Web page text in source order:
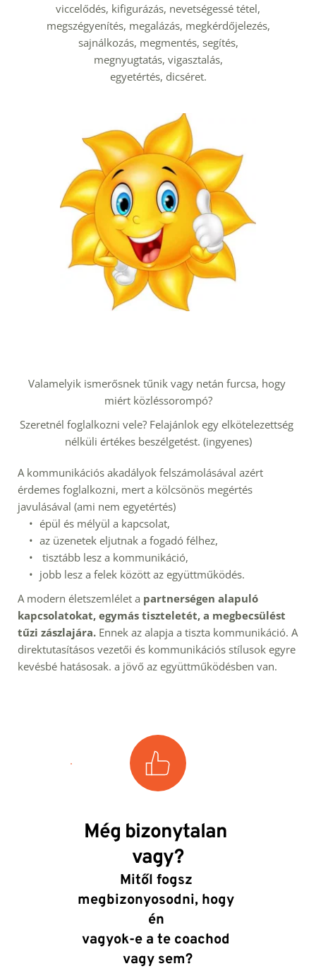
megszégyenítés, megalázás, megkérdőjelezés,
sajnálkozás, megmentés, segítés,
megnyugtatás, vigasztalás,
egyetértés, dicséret.
Valamelyik ismerősnek tűnik vagy netán furcsa, hogy
miért közléssorompó?
Szeretnél foglalkozni vele? Felajánlok egy elkötelezettség
nélküli értékes beszélgetést. (ingyenes)
A kommunikációs akadályok felszámolásával azért
érdemes foglalkozni, mert a kölcsönös megértés
javulásával (ami nem egyetértés)
épül és mélyül a kapcsolat,
az üzenetek eljutnak a fogadó félhez,
tisztább lesz a kommunikáció,
jobb lesz a felek között az együttműködés.
A modern életszemlélet a partnerségen alapuló
kapcsolatokat, egymás tiszteletét, a megbecsülést
tűzi zászlajára. Ennek az alapja a tiszta kommunikáció. A
direktutasításos vezetői és kommunikációs stílusok egyre
kevésbé hatásosak. a jövő az együttműködésben van.
Még bizonytalan
vagy?
Mitől fogsz
megbizonyosodni, hogy
én
vagyok-e a te coachod
vagy sem?